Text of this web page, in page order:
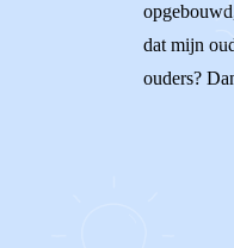
dat mijn
ouders?